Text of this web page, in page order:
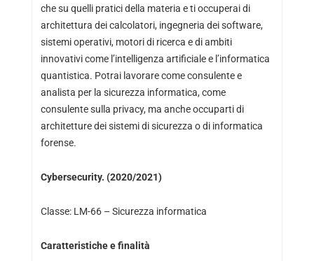
che su quelli pratici della materia e ti occuperai di
architettura dei calcolatori, ingegneria dei software,
sistemi operativi, motori di ricerca e di ambiti
innovativi come l’intelligenza artificiale e l’informatica
quantistica. Potrai lavorare come consulente e
analista per la sicurezza informatica, come
consulente sulla privacy, ma anche occuparti di
architetture dei sistemi di sicurezza o di informatica
forense.
Cybersecurity. (2020/2021)
Classe: LM-66 – Sicurezza informatica
Caratteristiche e finalità